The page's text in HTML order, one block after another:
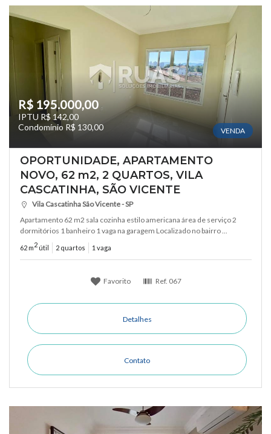
R$ 195.000,00
IPTU R$ 142,00
Condomínio R$ 130,00
VENDA
OPORTUNIDADE, APARTAMENTO
NOVO, 62 m2, 2 QUARTOS, VILA
CASCATINHA, SÃO VICENTE
Vila Cascatinha São Vicente - SP
Apartamento 62 m2 sala cozinha estilo americana área de serviço 2
dormitórios 1 banheiro 1 vaga na garagem Localizado no bairro ...
62 m2 útil 2 quartos 1 vaga
Favorito Ref. 067
Detalhes
Contato